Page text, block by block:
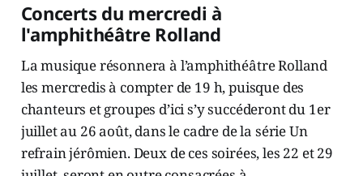
Concerts du mercredi à
l'amphithéâtre Rolland
La musique résonnera à l’amphithéâtre Rolland
les mercredis à compter de 19 h, puisque des
chanteurs et groupes d’ici s’y succéderont du 1er
juillet au 26 août, dans le cadre de la série Un
refrain jérômien. Deux de ces soirées, les 22 et 29